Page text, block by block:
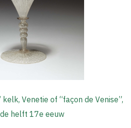
Venetie of “façon de Venise”,
helft 17e eeuw